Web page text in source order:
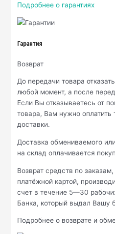
Подробнее о гарантиях
Гарантия
Возврат
До передачи товара
любой момент, а после
Если Вы отказываетесь от
товара, Вам нужно оплатить
доставки.
Доставка обмениваемого
на склад оплачивается
Возврат средств по
платёжной картой,
счет в течение 5—30
Банка, который выдал Вашу
Подробнее о возврате и